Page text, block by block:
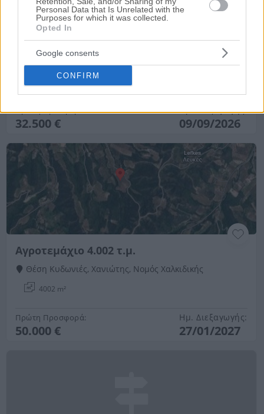
Personal Data that Is Unrelated with the
Purposes for which it was collected.
Opted In
Google consents
CONFIRM
Αγροτεμάχιο 10.000 τ.μ.
Θέση Στριβάδι - Καρακάλου, Άφυτος, Κασσάνδρεια,
Νομός Χαλκιδικής
10000 m²
Πρώτη Προσφορά:
32.500 €
Ημ. Διεξαγωγής:
09/09/2026
Αγροτεμάχιο 4.002 τ.μ.
Θέση Κυδωνιές, Χανιώτης, Νομός Χαλκιδικής
4002 m²
Πρώτη Προσφορά:
50.000 €
Ημ. Διεξαγωγής:
27/01/2027